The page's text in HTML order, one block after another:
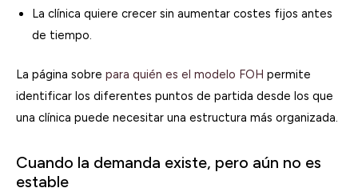
La clínica quiere crecer sin aumentar costes fijos antes
de tiempo.
La página sobre para quién es el modelo FOH permite
identificar los diferentes puntos de partida desde los que
una clínica puede necesitar una estructura más organizada.
Cuando la demanda existe, pero aún no es
estable